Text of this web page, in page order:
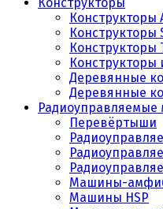
Конструкторы
Конструкторы
Конструкторы
Конструкторы
Деревянные
Деревянные
Перевёртыши
Машины-
Машины HSP